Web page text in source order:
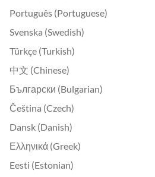
Português (Portuguese)
Svenska (Swedish)
Türkçe (Turkish)
中文 (Chinese)
Български (Bulgarian)
Čeština (Czech)
Dansk (Danish)
Ελληνικά (Greek)
Eesti (Estonian)